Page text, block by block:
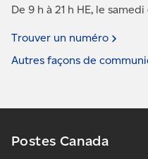
De 9 h à 21 h HE, le
Trouver un numéro
Autres façons de
Postes Canada